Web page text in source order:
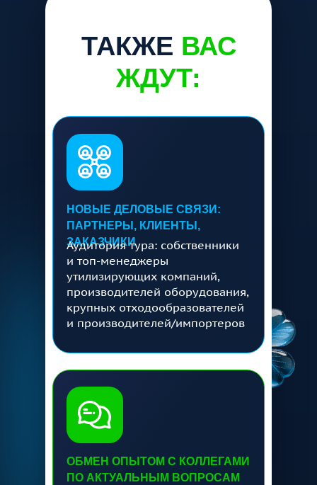
ТАКЖЕ ВАС
ЖДУТ:
НОВЫЕ ДЕЛОВЫЕ СВЯЗИ:
ПАРТНЕРЫ, КЛИЕНТЫ,
ЗАКАЗЧИКИ
Аудитория тура: собственники
и топ-менеджеры
утилизирующих компаний,
производителей оборудования,
крупных отходообразователей
и производителей/импортеров
ОБМЕН ОПЫТОМ С КОЛЛЕГАМИ
ПО АКТУАЛЬНЫМ ВОПРОСАМ